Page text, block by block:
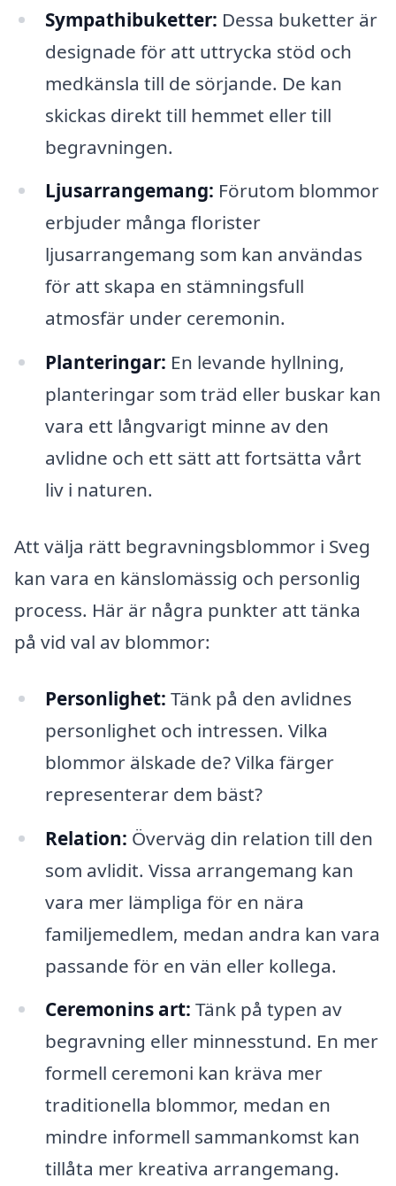
Sympathibuketter: Dessa buketter är
designade för att uttrycka stöd och
medkänsla till de sörjande. De kan
skickas direkt till hemmet eller till
begravningen.
Ljusarrangemang: Förutom blommor
erbjuder många florister
ljusarrangemang som kan användas
för att skapa en stämningsfull
atmosfär under ceremonin.
Planteringar: En levande hyllning,
planteringar som träd eller buskar kan
vara ett långvarigt minne av den
avlidne och ett sätt att fortsätta vårt
liv i naturen.
Att välja rätt begravningsblommor i Sveg
kan vara en känslomässig och personlig
process. Här är några punkter att tänka
på vid val av blommor:
Personlighet: Tänk på den avlidnes
personlighet och intressen. Vilka
blommor älskade de? Vilka färger
representerar dem bäst?
Relation: Överväg din relation till den
som avlidit. Vissa arrangemang kan
vara mer lämpliga för en nära
familjemedlem, medan andra kan vara
passande för en vän eller kollega.
Ceremonins art: Tänk på typen av
begravning eller minnesstund. En mer
formell ceremoni kan kräva mer
traditionella blommor, medan en
mindre informell sammankomst kan
tillåta mer kreativa arrangemang.